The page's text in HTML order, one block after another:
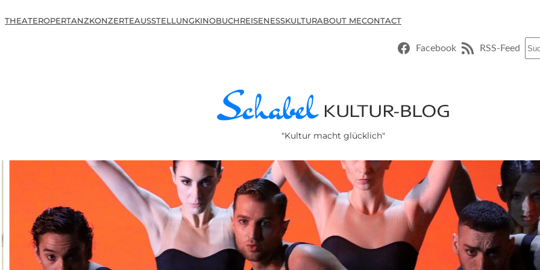
THEATEROPERTANZKONZERTEAUSSTELLUNGKINOBUCHREISENESSKULTURABOUT MECONTACT
Facebook RSS-Feed
"Kultur macht glücklich"